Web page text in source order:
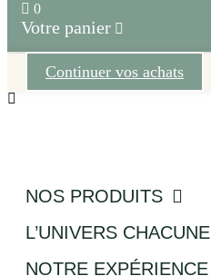
0
Votre panier
Continuer vos achats
NOS PRODUITS
L’UNIVERS CHACUNE
NOTRE EXPÉRIENCE